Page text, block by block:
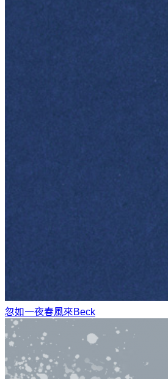
忽如一夜春風來Beck